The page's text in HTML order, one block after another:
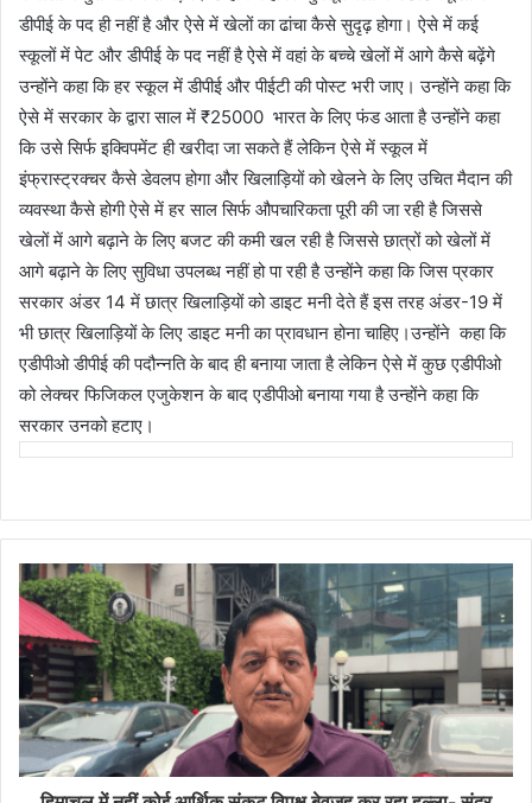
डीपीई के पद ही नहीं है और ऐसे में खेलों का ढांचा कैसे सुदृढ़ होगा। ऐसे में कई
स्कूलों में पेट और डीपीई के पद नहीं है ऐसे में वहां के बच्चे खेलों में आगे कैसे बढ़ेंगे
उन्होंने कहा कि हर स्कूल में डीपीई और पीईटी की पोस्ट भरी जाए। उन्होंने कहा कि
ऐसे में सरकार के द्वारा साल में ₹25000 भारत के लिए फंड आता है उन्होंने कहा
कि उसे सिर्फ इक्विपमेंट ही खरीदा जा सकते हैं लेकिन ऐसे में स्कूल में
इंफ्रास्ट्रक्चर कैसे डेवलप होगा और खिलाड़ियों को खेलने के लिए उचित मैदान की
व्यवस्था कैसे होगी ऐसे में हर साल सिर्फ औपचारिकता पूरी की जा रही है जिससे
खेलों में आगे बढ़ाने के लिए बजट की कमी खल रही है जिससे छात्रों को खेलों में
आगे बढ़ाने के लिए सुविधा उपलब्ध नहीं हो पा रही है उन्होंने कहा कि जिस प्रकार
सरकार अंडर 14 में छात्र खिलाड़ियों को डाइट मनी देते हैं इस तरह अंडर-19 में
भी छात्र खिलाड़ियों के लिए डाइट मनी का प्रावधान होना चाहिए।उन्होंने कहा कि
एडीपीओ डीपीई की पदौन्नति के बाद ही बनाया जाता है लेकिन ऐसे में कुछ एडीपीओ
को लेक्चर फिजिकल एजुकेशन के बाद एडीपीओ बनाया गया है उन्होंने कहा कि
सरकार उनको हटाए।